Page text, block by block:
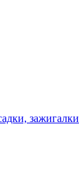
зажигалки